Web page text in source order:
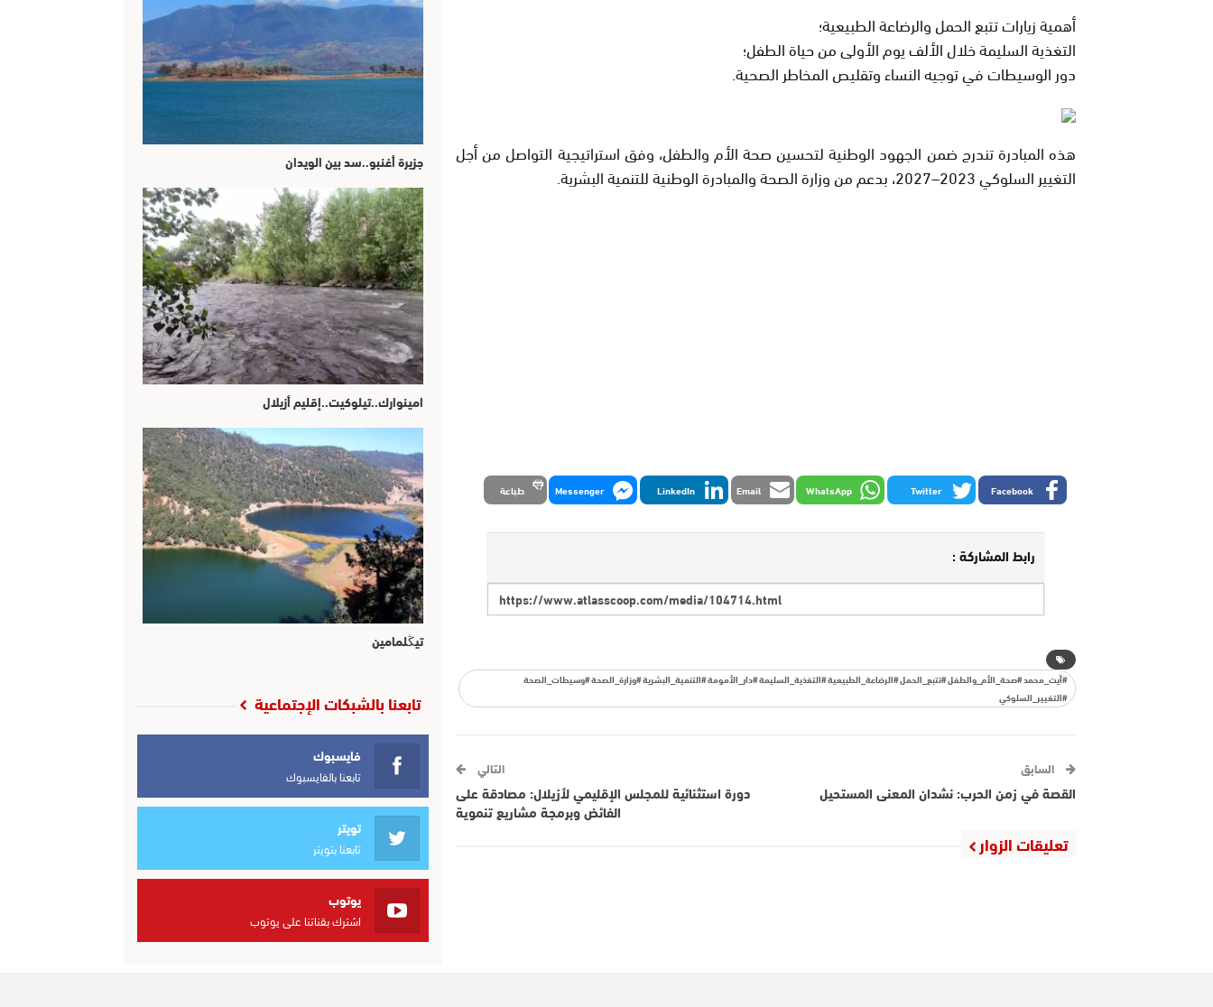
أهمية زيارات تتبع الحمل والرضاعة الطبيعية؛
التغذية السليمة خلال الألف يوم الأولى من حياة الطفل؛
دور الوسيطات في توجيه النساء وتقليص المخاطر الصحية.
هذه المبادرة تندرج ضمن الجهود الوطنية لتحسين صحة الأم والطفل، وفق استراتيجية التواصل من أجل
التغيير السلوكي 2023–2027، بدعم من وزارة الصحة والمبادرة الوطنية للتنمية البشرية.
Facebook
Twitter
WhatsApp
Email
LinkedIn
Messenger طباعة
رابط المشاركة :
#آيت_محمد #صحة_الأم_والطفل #تتبع_الحمل #الرضاعة_الطبيعية #التغذية_السليمة #دار_الأمومة #التنمية_البشرية #وزارة_الصحة #وسيطات_الصحة
#التغيير_السلوكي
السابق
القصة في زمن الحرب: نشدان المعنى المستحيل
التالي
دورة استثنائية للمجلس الإقليمي لأزيلال: مصادقة على
الفائض وبرمجة مشاريع تنموية
تعليقات الزوار
جزيرة أغنبو..سد بين الويدان
امينوارك..تيلوكيت..إقليم أزيلال
تيڭلمامين
تابعنا بالشبكات الإجتماعية
فايسبوك
تابعنا بالفايسبوك
تويتر
تابعنا بتويتر
يوتوب
اشترك بقناتنا على يوتوب